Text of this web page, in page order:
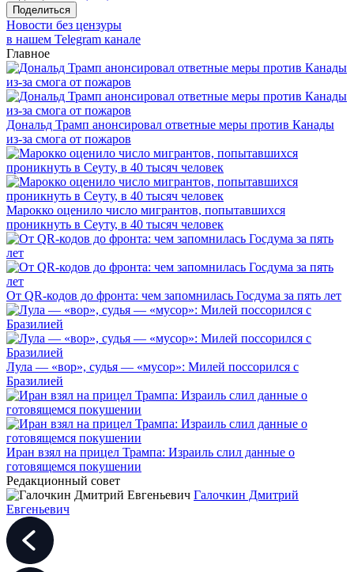
Поделиться
Новости без цензуры
в нашем Telegram канале
Главное
Дональд Трамп анонсировал ответные меры против Канады
из-за смога от пожаров
Марокко оценило число мигрантов, попытавшихся
проникнуть в Сеуту, в 40 тысяч человек
От QR-кодов до фронта: чем запомнилась Госдума за пять лет
Лула — «вор», судья — «мусор»: Милей поссорился с
Бразилией
Иран взял на прицел Трампа: Израиль слил данные о
готовящемся покушении
Редакционный совет
Галочкин Дмитрий
Евгеньевич